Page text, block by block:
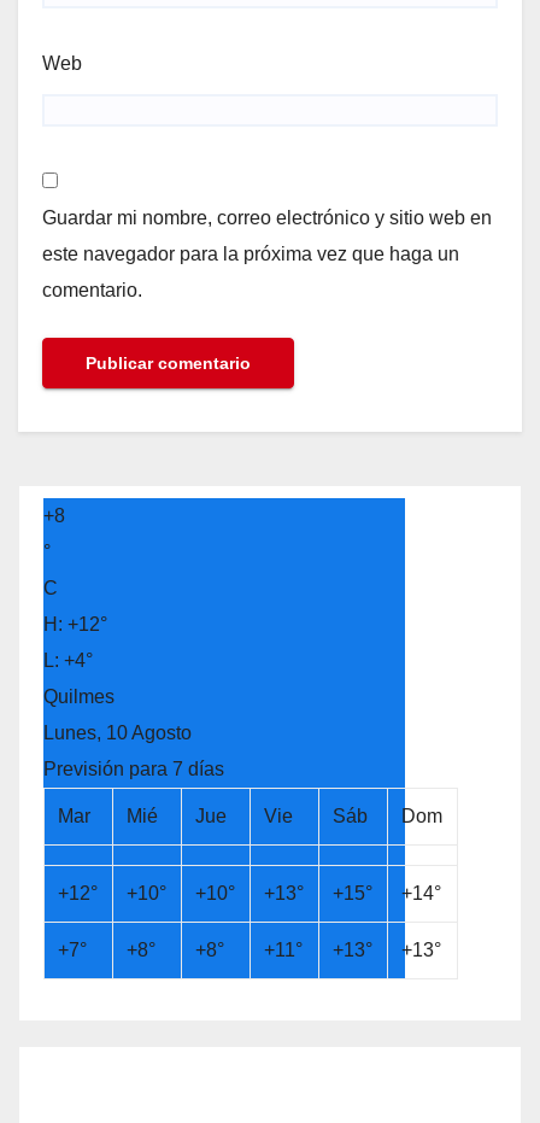
Web
Guardar mi nombre, correo electrónico y sitio web en
este navegador para la próxima vez que haga un
comentario.
+8
°
C
H: +12°
L: +4°
Quilmes
Lunes, 10 Agosto
Previsión para 7 días
Mar Mié Jue Vie Sáb Dom
+12° +10° +10° +13° +15° +14°
+7° +8° +8° +11° +13° +13°